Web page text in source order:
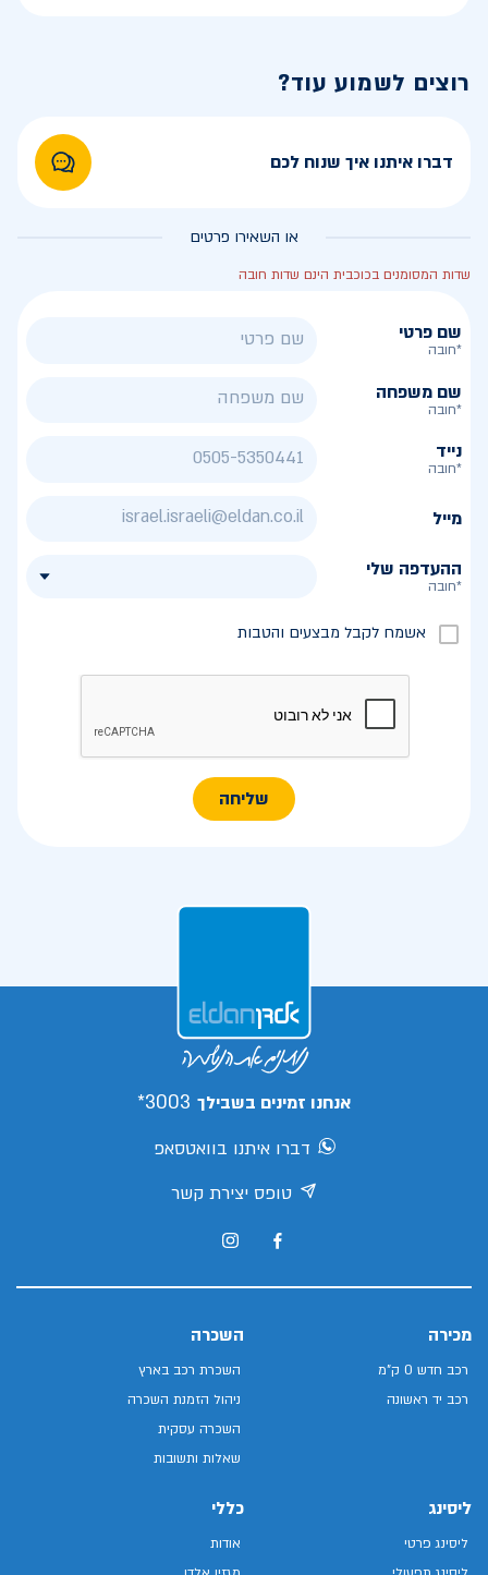
רוצים לשמוע עוד?
דברו איתנו איך שנוח לכם
או השאירו פרטים
שדות המסומנים בכוכבית הינם שדות חובה
שם פרטי
*חובה
שם משפחה
*חובה
נייד
*חובה
מייל
ההעדפה שלי
*חובה
אשמח לקבל מבצעים והטבות
שליחה
אנחנו זמינים בשבילך 3003*
דברו איתנו בוואטסאפ
טופס יצירת קשר
מכירה
רכב חדש 0 ק"מ
רכב יד ראשונה
השכרה
השכרת רכב בארץ
ניהול הזמנת השכרה
השכרה עסקית
שאלות ותשובות
ליסינג
ליסינג פרטי
כללי
אודות